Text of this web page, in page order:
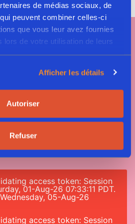
de médias sociaux, de
peuvent combiner celles-ci
que vous leur avez fournies
lors de votre utilisation de leurs
Afficher les détails
Autoriser
Refuser
access token: Session
01-Aug-26 07:33:11 PDT.
05-Aug-26
access token: Session